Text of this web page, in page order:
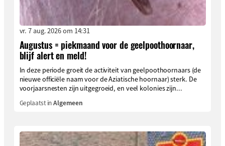
vr. 7 aug. 2026 om 14:31
Augustus = piekmaand voor de geelpoothoornaar,
blijf alert en meld!
In deze periode groeit de activiteit van geelpoothoornaars (de
nieuwe officiële naam voor de Aziatische hoornaar) sterk. De
voorjaarsnesten zijn uitgegroeid, en veel kolonies zijn...
Geplaatst inAlgemeen